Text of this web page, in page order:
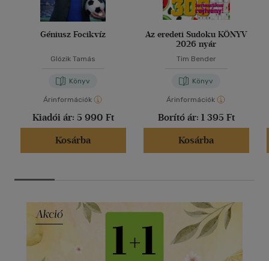
Géniusz Focikvíz
Glózik Tamás
Könyv
Árinformációk
Kiadói ár: 5 990 Ft
Kosárba
Az eredeti Sudoku KÖNYV
2026 nyár
Tim Bender
Könyv
Árinformációk
Borító ár: 1 395 Ft
Kosárba